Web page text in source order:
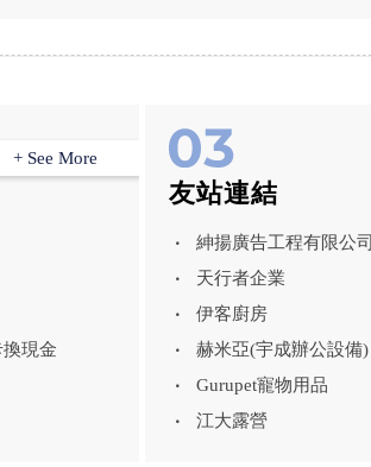
現金
+ See More
友站連結
紳揚廣告工程有限公司
天行者企業
伊客廚房
赫米亞(宇成辦公設備)
Gurupet寵物用品
江大露營